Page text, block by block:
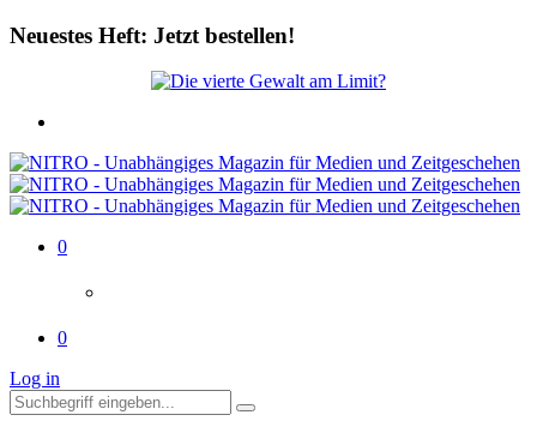
Neuestes Heft: Jetzt bestellen!
0
0
Log in